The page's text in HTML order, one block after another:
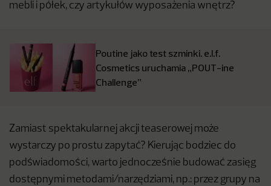
mebli i półek, czy artykułów wyposażenia wnętrz?
Poutine jako test szminki. e.l.f.
Cosmetics uruchamia „POUT-ine
Challenge”
Zamiast spektakularnej akcji teaserowej może
wystarczy po prostu zapytać? Kierując bodziec do
podświadomości, warto jednocześnie budować zasięg
dostępnymi metodami/narzędziami, np.: przez grupy na